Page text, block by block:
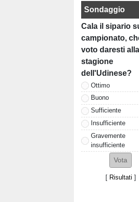
Sondaggio
Cala il sipario
campionato,
voto daresti alla
stagione
dell'Udinese?
Ottimo
Buono
Sufficiente
Insufficiente
Gravemente
insufficiente
[ Risultati ]